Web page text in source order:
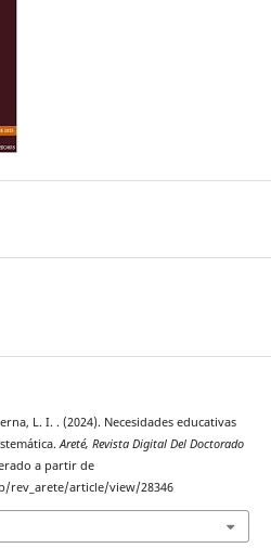
L. I. . (2024). Necesidades educativas
Areté, Revista Digital Del Doctorado
a partir de
rev_arete/article/view/28346